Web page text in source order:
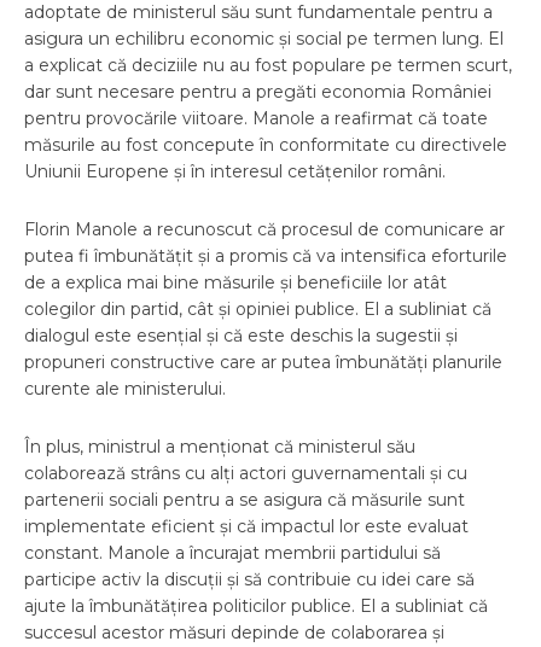
adoptate de ministerul său sunt fundamentale pentru a
asigura un echilibru economic și social pe termen lung. El
a explicat că deciziile nu au fost populare pe termen scurt,
dar sunt necesare pentru a pregăti economia României
pentru provocările viitoare. Manole a reafirmat că toate
măsurile au fost concepute în conformitate cu directivele
Uniunii Europene și în interesul cetățenilor români.
Florin Manole a recunoscut că procesul de comunicare ar
putea fi îmbunătățit și a promis că va intensifica eforturile
de a explica mai bine măsurile și beneficiile lor atât
colegilor din partid, cât și opiniei publice. El a subliniat că
dialogul este esențial și că este deschis la sugestii și
propuneri constructive care ar putea îmbunătăți planurile
curente ale ministerului.
În plus, ministrul a menționat că ministerul său
colaborează strâns cu alți actori guvernamentali și cu
partenerii sociali pentru a se asigura că măsurile sunt
implementate eficient și că impactul lor este evaluat
constant. Manole a încurajat membrii partidului să
participe activ la discuții și să contribuie cu idei care să
ajute la îmbunătățirea politicilor publice. El a subliniat că
succesul acestor măsuri depinde de colaborarea și